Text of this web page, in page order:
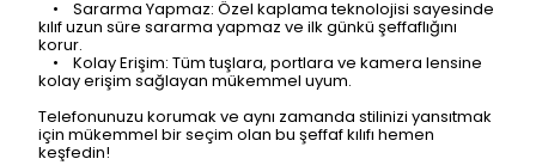
• Sararma Yapmaz: Özel kaplama teknolojisi sayesinde
kılıf uzun süre sararma yapmaz ve ilk günkü şeffaflığını
korur.
• Kolay Erişim: Tüm tuşlara, portlara ve kamera lensine
kolay erişim sağlayan mükemmel uyum.
Telefonunuzu korumak ve aynı zamanda stilinizi yansıtmak
için mükemmel bir seçim olan bu şeffaf kılıfı hemen
keşfedin!